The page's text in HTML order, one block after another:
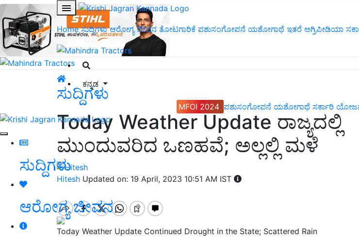
Home ಸುದ್ದಿಗಳು ಆರೋಗ್ಯ ಜೀವನ ತೋಟಗಾರಿಕೆ ಪಶುಸಂಗೋಪನೆ ಯಶೋಗಾಥೆ ಇತರೆ ಅಗ್ರಿಪೀಡಿಯಾ
ಕನ್ನಡ
MFOI 2024 ಪಶುಸಂಗೋಪನೆ ಯಶೋಗಾಥೆ ಸರ್ಕಾರಿ
ಸುದ್ದಿಗಳು
ಆರೋಗ್ಯ ಜೀವನ
ಸುದ್ದಿಗಳು
Today Weather Update ರಾಜ್ಯದಲ್ಲಿ
ಮುಂದುವರಿದ ಒಣಹವೆ; ಅಲ್ಲಲ್ಲಿ ಮಳೆ
Hitesh Updated on: 19 April, 2023 10:51 AM IST
Today Weather Update Continued Drought in the State; Scattered Rain